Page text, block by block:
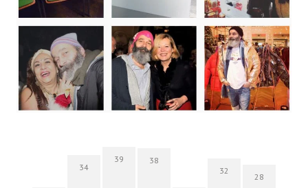
34
39 38
32
28